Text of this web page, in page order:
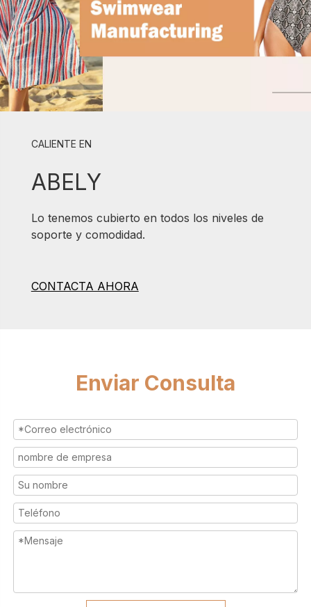
CALIENTE EN
ABELY
Lo tenemos cubierto en todos los niveles de
soporte y comodidad.
CONTACTA AHORA
Enviar Consulta